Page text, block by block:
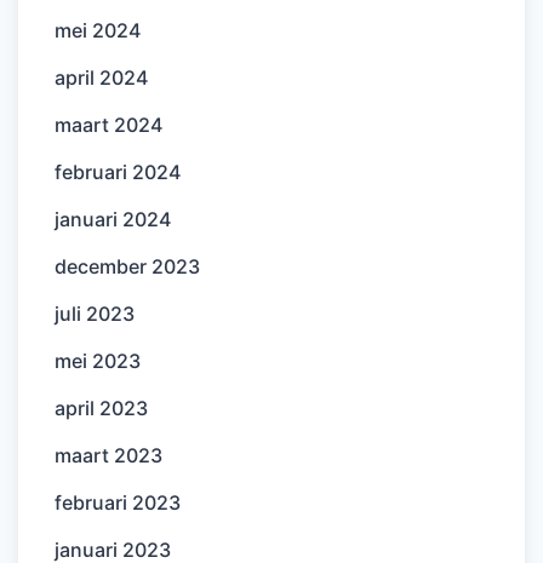
mei 2024
april 2024
maart 2024
februari 2024
januari 2024
december 2023
juli 2023
mei 2023
april 2023
maart 2023
februari 2023
januari 2023